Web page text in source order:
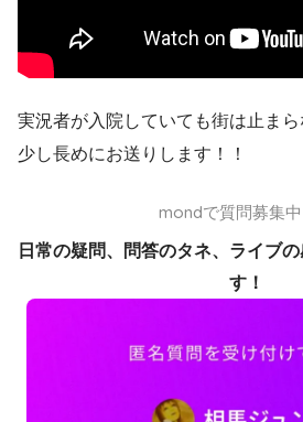
実況者が入院していても街は止まら
少し長めにお送りします！！
mondで質問募集中
日常の疑問、問答のタネ、ライブ
す！